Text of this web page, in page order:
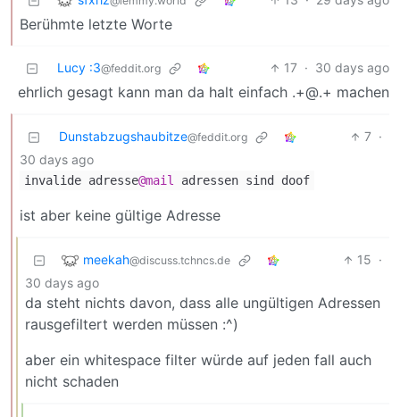
Berühmte letzte Worte
Lucy :3@feddit.org 17 · 30 days ago
ehrlich gesagt kann man da halt einfach .+@.+ machen
Dunstabzugshaubitze@feddit.org 7 ·
30 days ago
invalide adresse@mail adressen sind doof
ist aber keine gültige Adresse
meekah@discuss.tchncs.de 15 ·
30 days ago
da steht nichts davon, dass alle ungültigen Adressen
rausgefiltert werden müssen :^)
aber ein whitespace filter würde auf jeden fall auch
nicht schaden